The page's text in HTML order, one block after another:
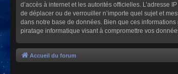
d’accès à internet et les autorités officielles. L’adresse
de déplacer ou de verrouiller n’importe quel sujet et
dans notre base de données. Bien que ces
piratage informatique visant à compromettre vos
Accueil du forum